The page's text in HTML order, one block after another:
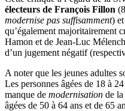
électeurs de François Fillon
modernise pas suffisamment) et
qu’également majoritairement
Hamon et de Jean-Luc
d’un jugement négatif
A noter que les jeunes adultes
Les personnes âgées de 18 à
manque de modernisation de
âgées de 50 à 64 ans et de 65